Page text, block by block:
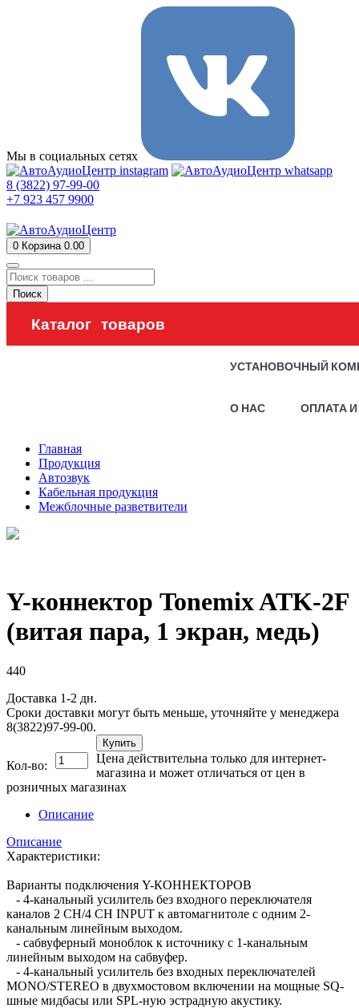
Мы в социальных сетях
8 (3822) 97-99-00
+7 923 457 9900
0 Корзина 0.00
Поиск
Каталог товаров
УСТАНОВОЧНЫЙ
О НАС ОПЛАТА
Главная
Продукция
Автозвук
Кабельная продукция
Межблочные разветвители
Y-коннектор Tonemix ATK-2F
(витая пара, 1 экран, медь)
440
Доставка 1-2 дн.
Сроки доставки могут быть меньше, уточняйте у менеджера
8(3822)97-99-00.
Кол-во:
Купить
Цена действительна только для интернет-
магазина и может отличаться от цен в
розничных магазинах
Описание
Описание
Характеристики:
Варианты подключения Y-КОННЕКТОРОВ
- 4-канальный усилитель без входного переключателя
каналов 2 CH/4 CH INPUT к автомагнитоле с одним 2-
канальным линейным выходом.
- сабвуферный моноблок к источнику с 1-канальным
линейным выходом на сабвуфер.
- 4-канальный усилитель без входных переключателей
MONO/STEREO в двухмостовом включении на мощные SQ-
шные мидбасы или SPL-ную эстрадную акустику.